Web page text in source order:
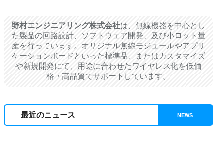
野村エンジニアリング株式会社は、無線機器を中心とし
た製品の回路設計、ソフトウェア開発、及び小ロット量
産を行っています。オリジナル無線モジュールやアプリ
ケーションボードといった標準品、またはカスタマイズ
や新規開発にて、用途に合わせたワイヤレス化を低価
格・高品質でサポートしています。
最近のニュース